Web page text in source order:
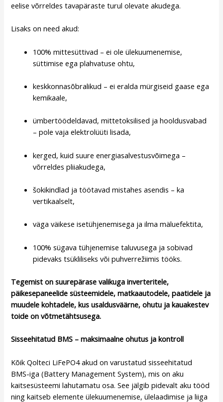
eelise võrreldes tavapäraste turul olevate akudega.
Lisaks on need akud:
100% mittesüttivad – ei ole ülekuumenemise,
süttimise ega plahvatuse ohtu,
keskkonnasõbralikud – ei eralda mürgiseid gaase ega
kemikaale,
ümbertöödeldavad, mittetoksilised ja hooldusvabad
– pole vaja elektrolüüti lisada,
kerged, kuid suure energiasalvestusvõimega –
võrreldes pliiakudega,
šokikindlad ja töötavad mistahes asendis – ka
vertikaalselt,
väga väikese isetühjenemisega ja ilma mäluefektita,
100% sügava tühjenemise taluvusega ja sobivad
pidevaks tsükliliseks või puhverrežiimis tööks.
Tegemist on suurepärase valikuga inverteritele,
päikesepaneelide süsteemidele, matkaautodele, paatidele ja
muudele kohtadele, kus usaldusväärne, ohutu ja kauakestev
toide on võtmetähtsusega.
Sisseehitatud BMS – maksimaalne ohutus ja kontroll
Kõik Qolteci LiFePO4 akud on varustatud sisseehitatud
BMS-iga (Battery Management System), mis on aku
kaitsesüsteemi lahutamatu osa. See jälgib pidevalt aku tööd
ning kaitseb elemente ülekuumenemise, ülelaadimise ja liiga